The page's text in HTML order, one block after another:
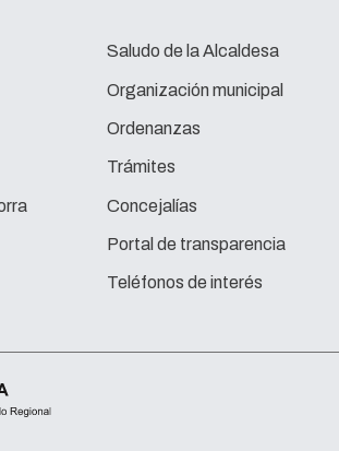
Saludo de la Alcaldesa
Organización municipal
Ordenanzas
Trámites
Concejalías
Portal de transparencia
Teléfonos de interés